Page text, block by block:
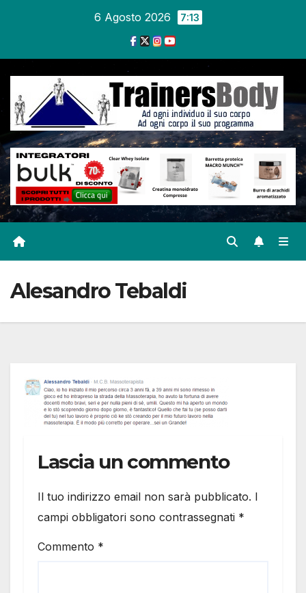
6 Agosto 2026 7:13
Alesandro Tebaldi
Lascia un commento
Il tuo indirizzo email non sarà pubblicato. I
campi obbligatori sono contrassegnati *
Commento *